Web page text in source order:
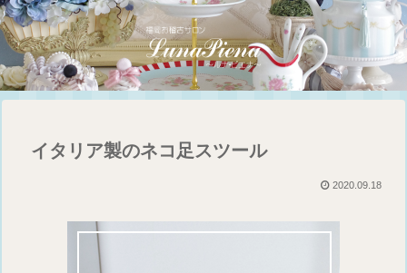
イタリア製のネコ足スツール
2020.09.18